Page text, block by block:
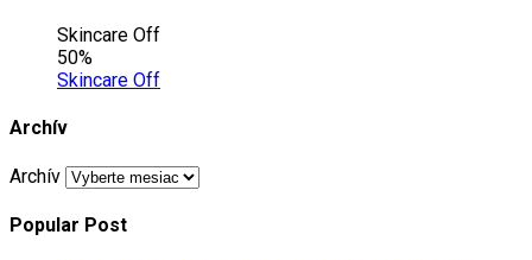
Skincare Off
50%
Skincare Off
Archív
Archív
Popular Post